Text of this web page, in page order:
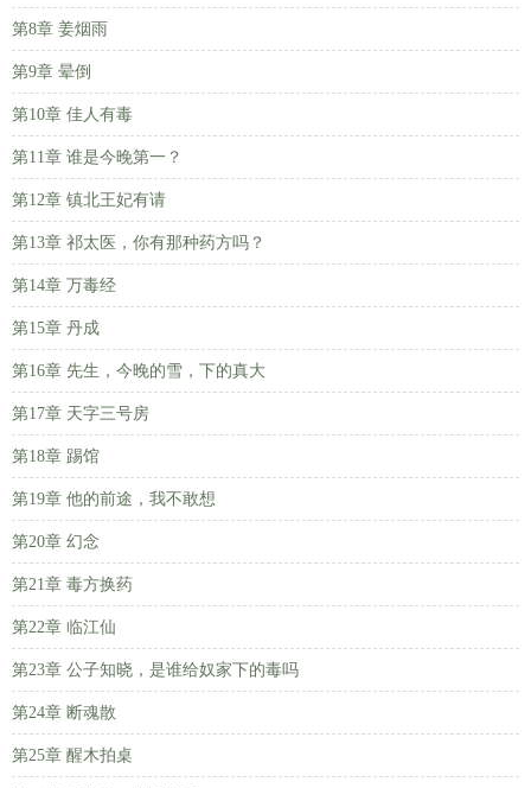
第8章 姜烟雨
第9章 晕倒
第10章 佳人有毒
第11章 谁是今晚第一？
第12章 镇北王妃有请
第13章 祁太医，你有那种药方吗？
第14章 万毒经
第15章 丹成
第16章 先生，今晚的雪，下的真大
第17章 天字三号房
第18章 踢馆
第19章 他的前途，我不敢想
第20章 幻念
第21章 毒方换药
第22章 临江仙
第23章 公子知晓，是谁给奴家下的毒吗
第24章 断魂散
第25章 醒木拍桌